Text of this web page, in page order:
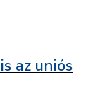
az uniós